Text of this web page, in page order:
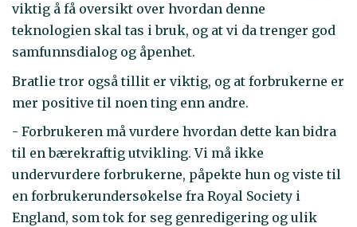
viktig å få oversikt over hvordan denne
teknologien skal tas i bruk, og at vi da trenger god
samfunnsdialog og åpenhet.
Bratlie tror også tillit er viktig, og at forbrukerne er
mer positive til noen ting enn andre.
- Forbrukeren må vurdere hvordan dette kan bidra
til en bærekraftig utvikling. Vi må ikke
undervurdere forbrukerne, påpekte hun og viste til
en forbrukerundersøkelse fra Royal Society i
England, som tok for seg genredigering og ulik